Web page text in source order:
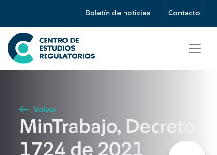
Boletín de noticias Contacto
Búsqueda
Seleccione país
Buscar
Volver
MinTrabajo, Decreto
1724 de 2021